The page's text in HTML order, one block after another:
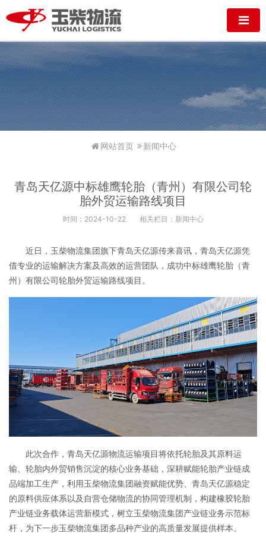
网站首页 新闻中心
青岛天亿源中标雄鹰轮胎（青州）有限公司轮
胎外贸运输路线项目
时间：2024-10-22 相关栏目：新闻中心
近日，玉柴物流集团旗下青岛天亿源传来喜讯，青岛天亿源凭
借专业的运输解决方案及高效的运营团队，成功中标雄鹰轮胎（青
州）有限公司轮胎外贸运输路线项目。
此次合作，青岛天亿源物流运输项目将依托轮胎及其原料运
输、轮胎内外贸销售沉淀的核心业务基础，深耕赋能轮胎产业链成
品端加工生产，利用玉柴物流集团融资赋能优势、青岛天亿源稳定
的原料供应体系以及自营仓储物流的协同管理机制，构建橡胶轮胎
产业链业务载体运营新模式，树立玉柴物流集团产业链业务示范标
杆，为下一步玉柴物流集团多品种产业的高质量发展提供样本。